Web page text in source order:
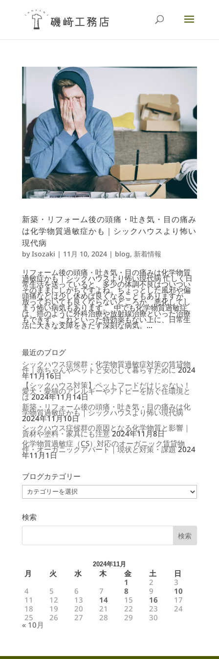
新築・リフォーム後の頭痛・吐き気・目の痛み
は化学物質過敏症かも｜シックハウスより怖い
現代病
byIsozaki | 11月 10, 2024| blog, 新着情報
リフォーム後の頭痛・吐き気・目の痛みは化学物質
過敏症かも｜シックハウスより怖い現代病 忙しく日
常生活を送っていると、多少の体調不良はついつい
そのままにしがちですよね。ちょっとした風邪や偏
頭痛などは少し休めば良くなることもありますが、
放っておいても良くならないどころか、悪化してし
まう怖い病気もあります。 中でも化学物質過敏症
は、癌のように外科治療や放射線治療といった治療
もできず、これといった特効薬もない上に、日常生
活に大きな支障をきたす深刻な病気。...
最近のブログ
シックハウス症候群・化学物質過敏症対策の賃貸物
件｜赤ちゃんやペットと安心して暮らすために 2024
年11月16日
【シックハウス対策】ペットフードだけじゃない！
愛犬・愛猫のアレルギーやアトピーを防ぐ住環境と
は 2024年11月14日
新築・リフォーム後の頭痛・吐き気・目の痛みは化
学物質過敏症かも｜シックハウスより怖い現代病
2024年11月10日
シックハウス症候群の原因となる化学物質と影響｜
資材や塗料・家具にも注意 2024年11月8日
化学物質過敏症（CS）対応のオーガニック賃貸物
件・オーガニックアパート｜現状と対策・課題 2024
年11月1日
ブログカテゴリー
ブ
ロ
グ
ゴ
リ
ー
検索
2024年11月
月 火 水 木 金 土
日
1
2
3
4
5 6 7 8 9
10
11
12 13 14 15 16
17
18
19 20 21 22 23
24
25
26 27 28 29 30
« 10月